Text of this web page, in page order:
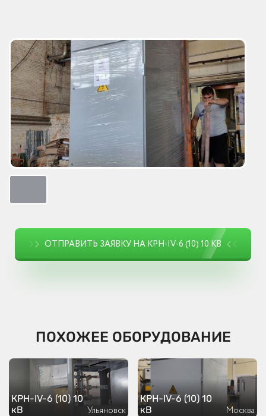
ОТПРАВИТЬ ЗАЯВКУ НА КРН-IV-6 (10) 10 КВ
ПОХОЖЕЕ ОБОРУДОВАНИЕ
КРН-IV-6 (10) 10
кВ
Ульяновск
КРН-IV-6 (10) 10
кВ
Москва